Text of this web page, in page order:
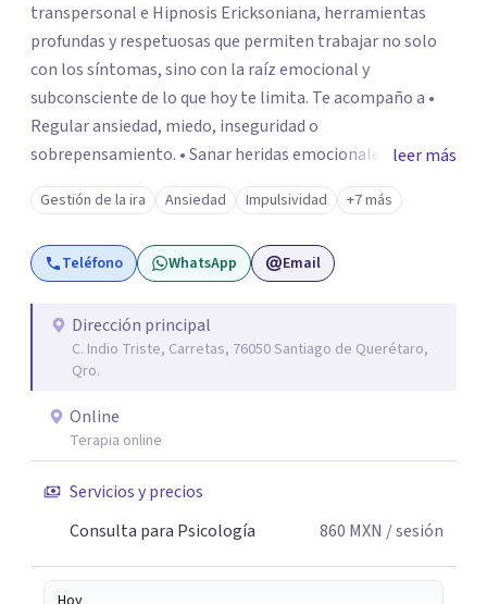
transpersonal e Hipnosis Ericksoniana, herramientas
profundas y respetuosas que permiten trabajar no solo
con los síntomas, sino con la raíz emocional y
subconsciente de lo que hoy te limita. Te acompaño a •
Regular ansiedad, miedo, inseguridad o
sobrepensamiento. • Sanar heridas emocionales y
fortalecer tu autoestima. . Comprender por qué repites
ciertos patrones o emociones. Puedes superar lo que te
preocupa y lograr tus objetivos más pronto de lo que
imaginas. Contáctame por Wahtsapp. Puedo ayudarte.
leer más
Gestión de la ira Ansiedad Impulsividad +7 más
Teléfono WhatsApp Email
Dirección principal
C. Indio Triste, Carretas, 76050 Santiago de Querétaro,
Qro.
Online
Terapia online
Servicios y precios
Consulta para Psicología
860 MXN / sesión